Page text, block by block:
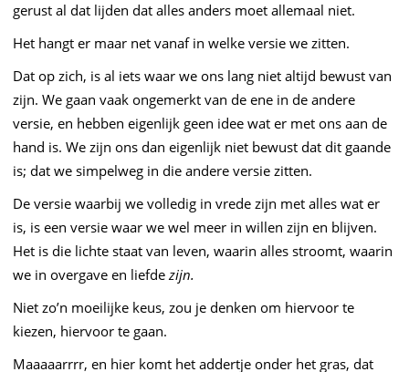
gerust al dat lijden dat alles anders moet allemaal niet.
Het hangt er maar net vanaf in welke versie we zitten.
Dat op zich, is al iets waar we ons lang niet altijd bewust van
zijn. We gaan vaak ongemerkt van de ene in de andere
versie, en hebben eigenlijk geen idee wat er met ons aan de
hand is. We zijn ons dan eigenlijk niet bewust dat dit gaande
is; dat we simpelweg in die andere versie zitten.
De versie waarbij we volledig in vrede zijn met alles wat er
is, is een versie waar we wel meer in willen zijn en blijven.
Het is die lichte staat van leven, waarin alles stroomt, waarin
we in overgave en liefdezijn.
Niet zo’n moeilijke keus, zou je denken om hiervoor te
kiezen, hiervoor te gaan.
Maaaaarrrr, en hier komt het addertje onder het gras, dat